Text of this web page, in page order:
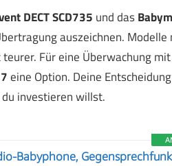
DECT SCD735 und das
auszeichnen.
Für eine Überwachung
eine Option. Deine
investieren willst.
Babyphone,